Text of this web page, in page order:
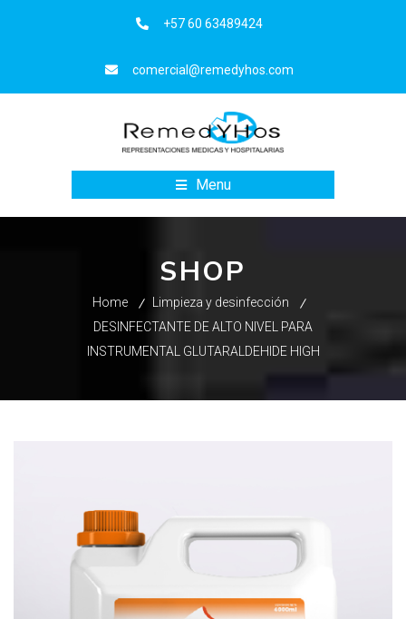
+57 60 63489424
comercial@remedyhos.com
Menu
SHOP
Home
Limpieza y desinfección
DESINFECTANTE DE ALTO NIVEL PARA
INSTRUMENTAL GLUTARALDEHIDE HIGH